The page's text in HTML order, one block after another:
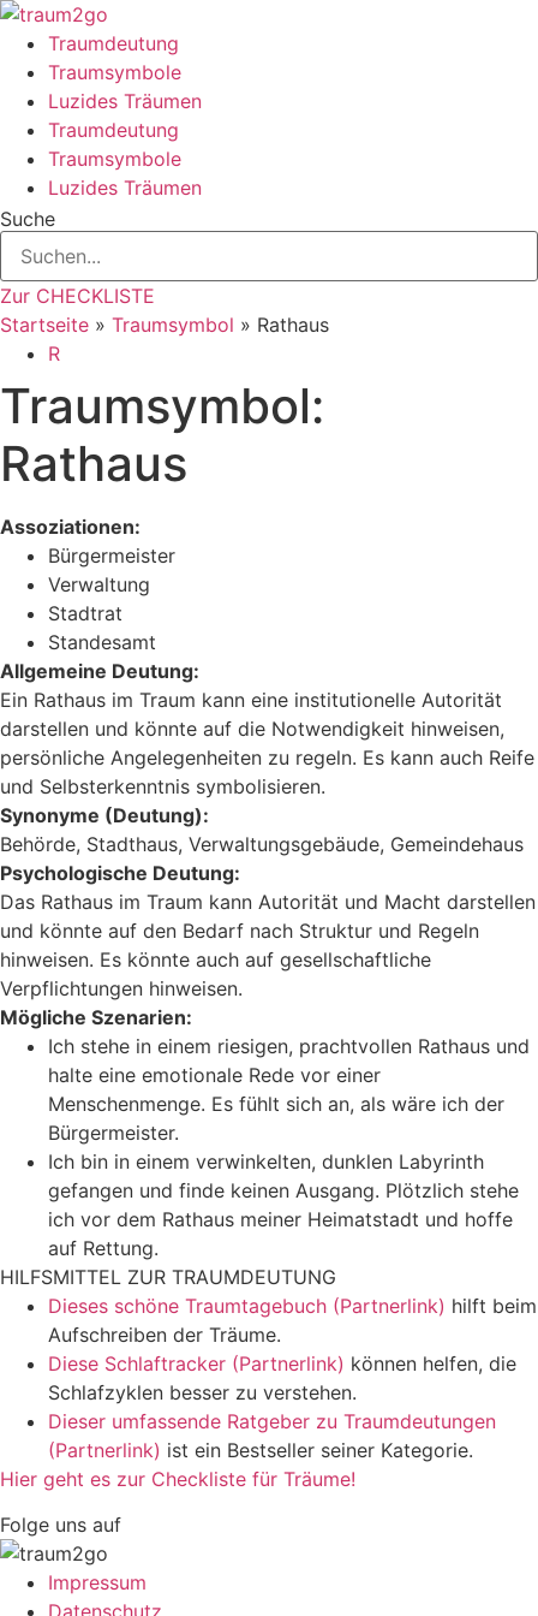
Zum
Inhalt
springen
Traumdeutung
Traumsymbole
Luzides Träumen
Traumdeutung
Traumsymbole
Luzides Träumen
Suche
Zur CHECKLISTE
Startseite » Traumsymbol » Rathaus
R
Traumsymbol:
Rathaus
Assoziationen:
Bürgermeister
Verwaltung
Stadtrat
Standesamt
Allgemeine Deutung:
Ein Rathaus im Traum kann eine institutionelle Autorität
darstellen und könnte auf die Notwendigkeit hinweisen,
persönliche Angelegenheiten zu regeln. Es kann auch Reife
und Selbsterkenntnis symbolisieren.
Synonyme (Deutung):
Behörde, Stadthaus, Verwaltungsgebäude, Gemeindehaus
Psychologische Deutung:
Das Rathaus im Traum kann Autorität und Macht darstellen
und könnte auf den Bedarf nach Struktur und Regeln
hinweisen. Es könnte auch auf gesellschaftliche
Verpflichtungen hinweisen.
Mögliche Szenarien:
Ich stehe in einem riesigen, prachtvollen Rathaus und
halte eine emotionale Rede vor einer
Menschenmenge. Es fühlt sich an, als wäre ich der
Bürgermeister.
Ich bin in einem verwinkelten, dunklen Labyrinth
gefangen und finde keinen Ausgang. Plötzlich stehe
ich vor dem Rathaus meiner Heimatstadt und hoffe
auf Rettung.
HILFSMITTEL ZUR TRAUMDEUTUNG
Dieses schöne Traumtagebuch (Partnerlink) hilft beim
Aufschreiben der Träume.
Diese Schlaftracker (Partnerlink) können helfen, die
Schlafzyklen besser zu verstehen.
Dieser umfassende Ratgeber zu Traumdeutungen
(Partnerlink) ist ein Bestseller seiner Kategorie.
Hier geht es zur Checkliste für Träume!
Folge uns auf
Impressum